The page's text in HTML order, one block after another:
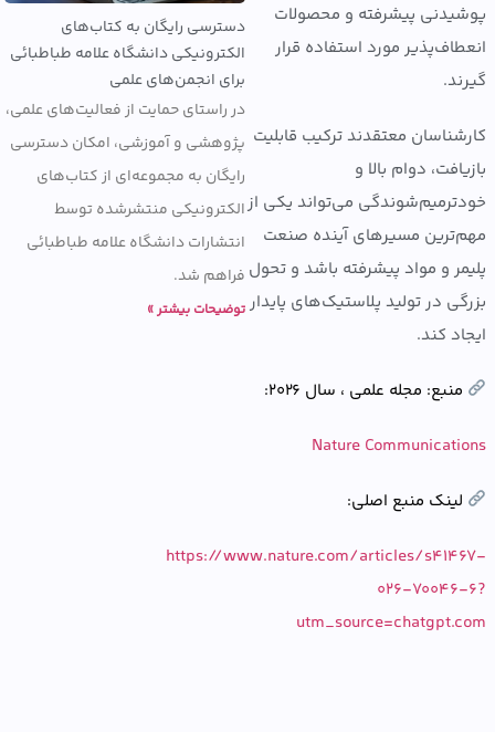
پیشرفته و محصولات
مورد استفاده قرار
معتقدند ترکیب قابلیت
دوام بالا و
می‌تواند یکی از
مسیرهای آینده صنعت
و مواد پیشرفته باشد و تحول
در تولید پلاستیک‌های پایدار
کند.
مجله علمی ، سال ۲۰۲۶:
Nature
منبع اصلی:
https://www.nature.com/articles/
026-
دسترسی رایگان به کتاب‌های
الکترونیکی دانشگاه علامه طباطبائی
برای انجمن‌های علمی
در راستای حمایت از فعالیت‌های علمی،
پژوهشی و آموزشی، امکان دسترسی
رایگان به مجموعه‌ای از کتاب‌های
الکترونیکی منتشرشده توسط
انتشارات دانشگاه علامه طباطبائی
فراهم شد.
توضیحات بیشتر »